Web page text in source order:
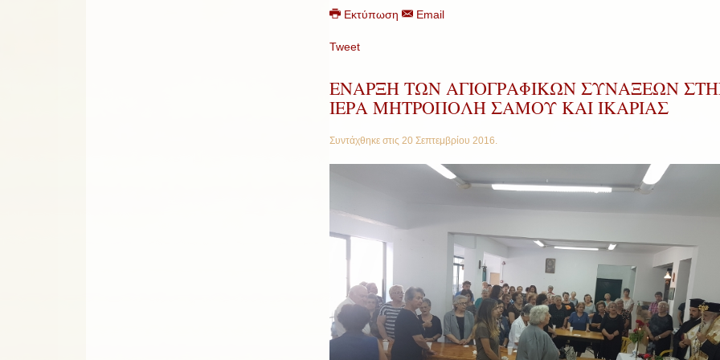
Εκτύπωση Email
Tweet
ΕΝΑΡΞΗ ΤΩΝ ΑΓΙΟΓΡΑΦΙΚΩΝ ΣΥΝΑΞΕΩΝ
ΙΕΡΑ ΜΗΤΡΟΠΟΛΗ ΣΑΜΟΥ ΚΑΙ ΙΚΑΡΙΑΣ
Συντάχθηκε στις 20 Σεπτεμβρίου 2016.